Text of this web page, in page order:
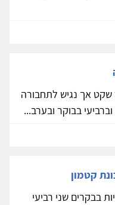
שקט אך נגיש לתחבורה
בבוקר ובערב...
קטמון
בבקרים שני רביעי